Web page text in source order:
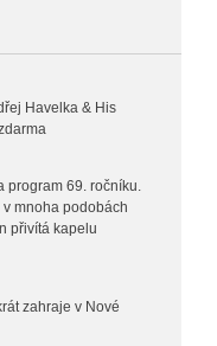
Havelka & His
program 69. ročníku.
mnoha podobách
přivítá kapelu
zahraje v Nové